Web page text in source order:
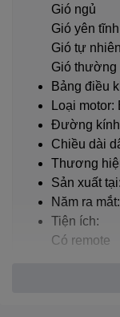
Bảng điều khiển
sát và điều chỉnh
Với chế độ hẹn
thường, gió tự
tối đa nhu cầu sử
Gió ngủ
Gió yên tĩnh
Gió tự nhiên
Gió thường
Bảng điều
Loại motor:
Đường kính
Chiều dài
Thương
Sản xuất
Năm ra
Tiện ích:
Có remote
Điều